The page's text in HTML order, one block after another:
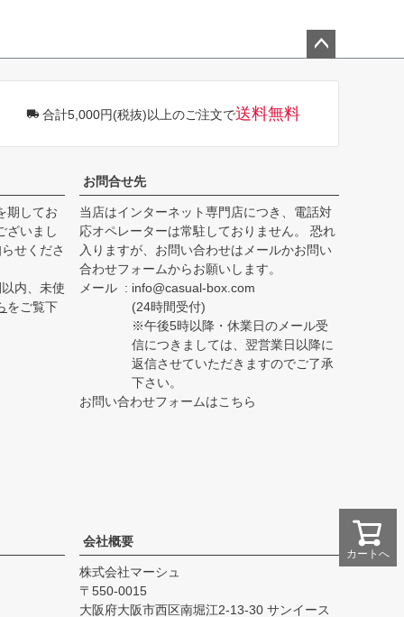
カートへ
合計5,000円(税抜)以上のご注文で送料無料
期してお
ざいまし
せくださ
内、未使
をご覧下
お問合せ先
当店はインターネット専門店につき、電話対
応オペレーターは常駐しておりません。 恐れ
入りますが、お問い合わせはメールかお問い
合わせフォームからお願いします。
メール
info@casual-box.com
(24時間受付)
※午後5時以降・休業日のメール受
信につきましては、翌営業日以降に
返信させていただきますのでご了承
下さい。
お問い合わせフォームはこちら
会社概要
株式会社マーシュ
550-0015
大阪府大阪市西区南堀江2-13-30 サンイース